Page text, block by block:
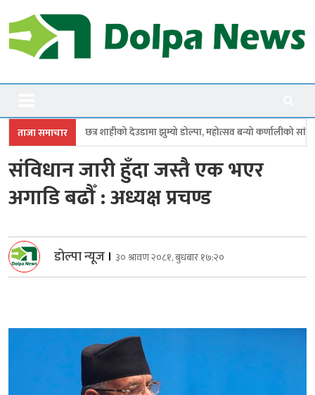
to
content
Dolpanews
ताजा समाचार
देउडामा झुम्यो डोल्पा, महोत्सव बन्यो कर्णालीको सांगीतिक उत्सव
संविधान जारी हुँदा जस्तै एक भएर
अगाडि बढौँ : अध्यक्ष प्रचण्ड
डोल्पा न्यूज । ३० श्रावण २०८१, बुधबार १७:२०